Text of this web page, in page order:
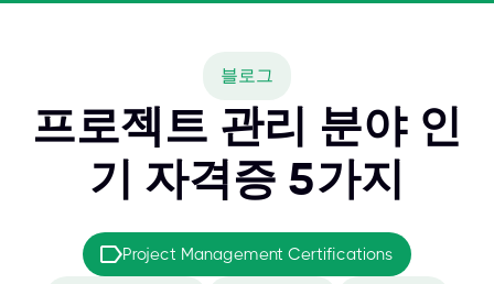
블로그
프로젝트 관리 분야 인
기 자격증 5가지
Project Management Certifications